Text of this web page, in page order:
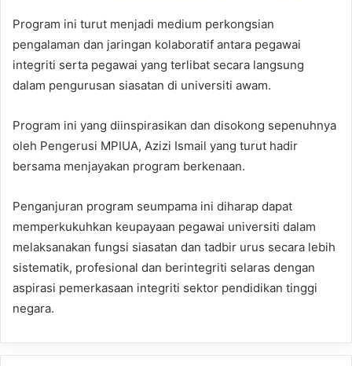
Program ini turut menjadi medium perkongsian
pengalaman dan jaringan kolaboratif antara pegawai
integriti serta pegawai yang terlibat secara langsung
dalam pengurusan siasatan di universiti awam.
Program ini yang diinspirasikan dan disokong sepenuhnya
oleh Pengerusi MPIUA, Azizi Ismail yang turut hadir
bersama menjayakan program berkenaan.
Penganjuran program seumpama ini diharap dapat
memperkukuhkan keupayaan pegawai universiti dalam
melaksanakan fungsi siasatan dan tadbir urus secara lebih
sistematik, profesional dan berintegriti selaras dengan
aspirasi pemerkasaan integriti sektor pendidikan tinggi
negara.